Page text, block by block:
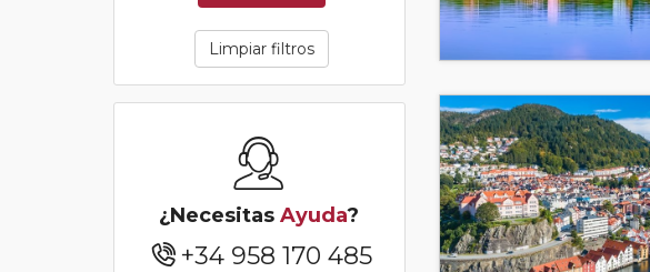
Limpiar filtros
¿NecesitasAyuda?
+34 958 170 485